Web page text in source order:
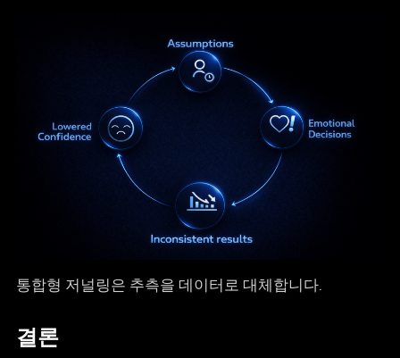
통합형 저널링은 추측을 데이터로 대체합니다.
결론